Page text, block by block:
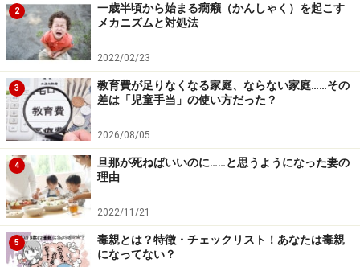
2
一歳半頃から始まる癇癪（かんしゃく）を起こす
メカニズムと対処法
2022/02/23
3
教育費が足りなくなる家庭、ならない家庭……その
差は「児童手当」の使い方だった？
2026/08/05
4
旦那が死ねばいいのに……と思うようになった妻の
理由
2022/11/21
5
毒親とは？特徴・チェックリスト！あなたは毒親
になってない？